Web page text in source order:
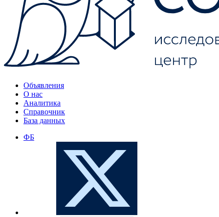
Объявления
О нас
Аналитика
Справочник
База данных
ФБ